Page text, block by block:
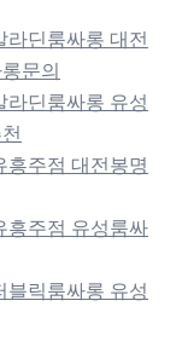
딘룸싸롱 대전
문의
라딘룸싸롱 유성
흥주점 대전봉명
흥주점 유성룸싸
블릭룸싸롱 유성